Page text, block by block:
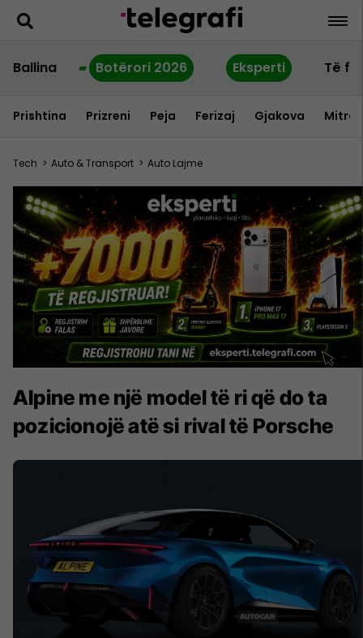
Ballina Botërori 2026 Eksperti Të
Prishtina Prizreni Peja Ferizaj Gjakova
Tech > Auto & Transport > Auto Lajme
Alpine me një model të ri që do ta
pozicionojë atë si rival të Porsche